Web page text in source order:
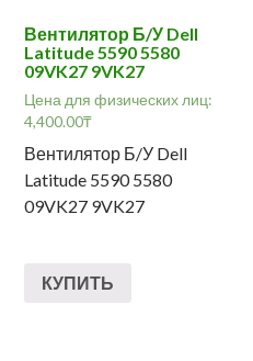
Вентилятор Б/У Dell
Latitude 5590 5580
09VK27 9VK27
Цена для физических лиц:
4,400.00₸
Вентилятор Б/У Dell
Latitude 5590 5580
09VK27 9VK27
КУПИТЬ